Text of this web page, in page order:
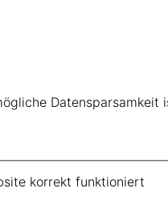
korrekt funktioniert